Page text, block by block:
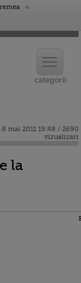
8 mai 2011 19:48 / 2690
vizualizari
la